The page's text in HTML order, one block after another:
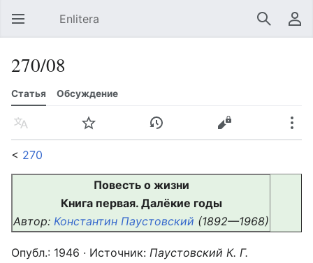
Открыть главное меню Enlitera Найти Пользовательское меню
270/08
Статья Обсуждение
Язык Следить История
Ещё
< 270
Повесть о жизни
Книга первая. Далёкие годы
Автор: Константин Паустовский (1892—1968)
Опубл.: 1946 · Источник: Паустовский К. Г.